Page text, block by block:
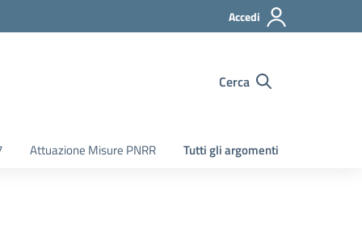
Accedi
Cerca
Attuazione Misure PNRR Tutti gli argomenti